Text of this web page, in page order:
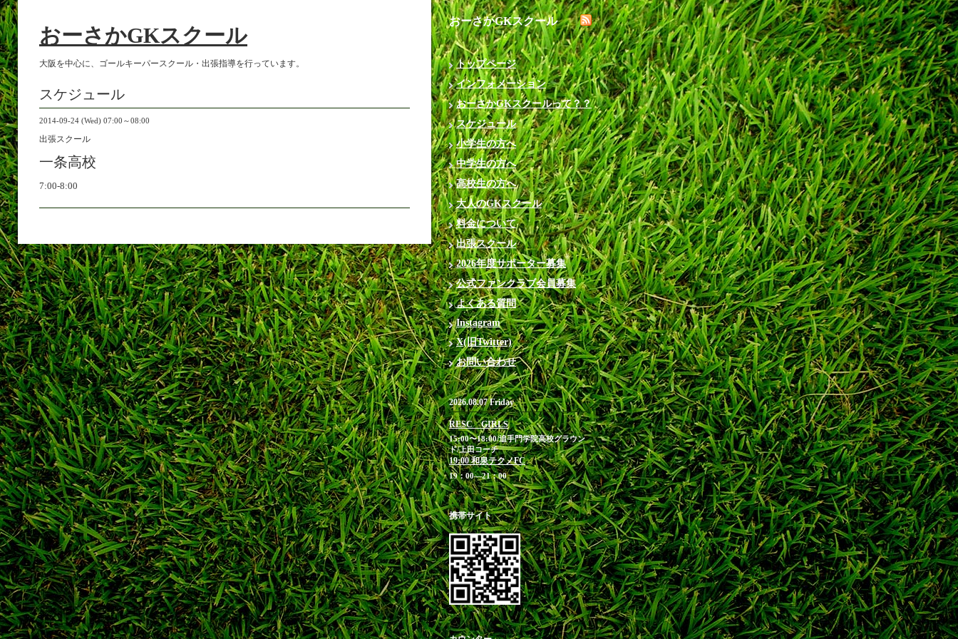
おーさかGKスクール
大阪を中心に、ゴールキーパースクール・出張指導を行っています。
スケジュール
2014-09-24 (Wed) 07:00～08:00
出張スクール
一条高校
7:00-8:00
おーさかGKスクール
トップページ
インフォメーション
おーさかGKスクールって？？
スケジュール
小学生の方へ
中学生の方へ
高校生の方へ
大人のGKスクール
料金について
出張スクール
2026年度サポーター募集
公式ファンクラブ会員募集
よくある質問
Instagram
X(旧Twitter)
お問い合わせ
2026.08.07 Friday
RESC GIRLS
15:00〜18:00/追手門学院高校グラウン
ド/上田コーチ
19:00 和泉テクノFC
19：00―21：00
携帯サイト